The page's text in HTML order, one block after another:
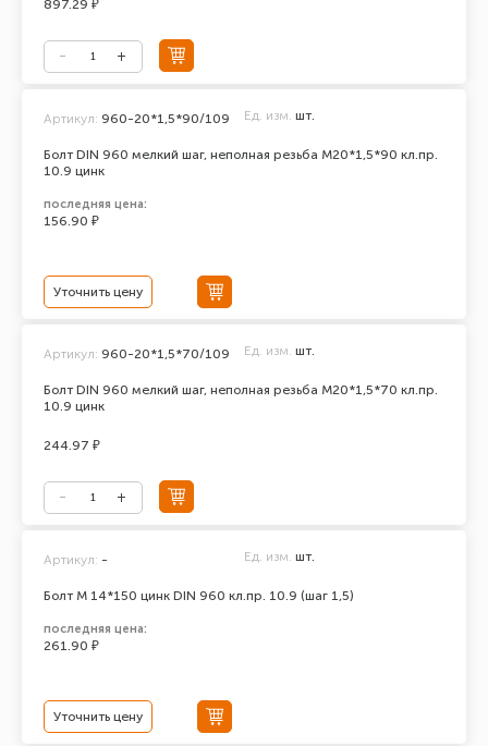
897.29 ₽
Болт DIN 960 мелкий шаг, неполная резьба М20*1,5*90 кл.пр.
10.9 цинк
Артикул: 960-20*1,5*90/109 Ед. изм. шт.
последняя цена:
156.90 ₽
Уточнить цену
Болт DIN 960 мелкий шаг, неполная резьба М20*1,5*70 кл.пр.
10.9 цинк
Артикул: 960-20*1,5*70/109 Ед. изм. шт.
244.97 ₽
Болт М 14*150 цинк DIN 960 кл.пр. 10.9 (шаг 1,5)
Артикул: - Ед. изм. шт.
последняя цена:
261.90 ₽
Уточнить цену